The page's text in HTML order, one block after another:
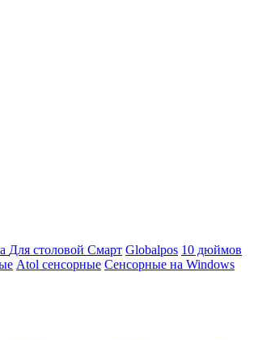
Для столовой Смарт Globalpos 10 дюймов
Atol сенсорные Сенсорные на Windows